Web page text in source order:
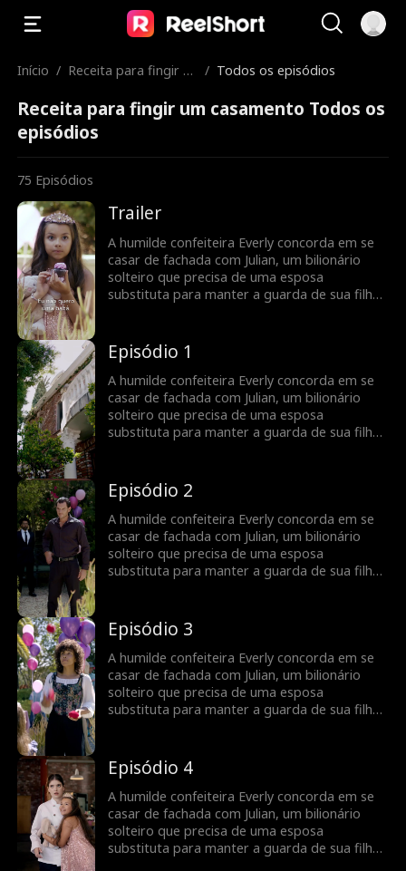
Início / Receita para fingir u
/ Todos os episódios
Receita para fingir um casamento Todos os
episódios
75 Episódios
Trailer
A humilde confeiteira Everly concorda em se
casar de fachada com Julian, um bilionário
solteiro que precisa de uma esposa
substituta para manter a guarda de sua filha.
amor à medida que eles descobrem o que
sentem um pelo outro, enquanto lutam
contra um inimigo ciumento, um ex-noivo
perseguidor e uma ex-esposa maluca que
fará de tudo para separá-los.
Episódio 1
A humilde confeiteira Everly concorda em se
casar de fachada com Julian, um bilionário
solteiro que precisa de uma esposa
substituta para manter a guarda de sua filha.
amor à medida que eles descobrem o que
sentem um pelo outro, enquanto lutam
contra um inimigo ciumento, um ex-noivo
perseguidor e uma ex-esposa maluca que
fará de tudo para separá-los.
Episódio 2
A humilde confeiteira Everly concorda em se
casar de fachada com Julian, um bilionário
solteiro que precisa de uma esposa
substituta para manter a guarda de sua filha.
amor à medida que eles descobrem o que
sentem um pelo outro, enquanto lutam
contra um inimigo ciumento, um ex-noivo
perseguidor e uma ex-esposa maluca que
fará de tudo para separá-los.
Episódio 3
A humilde confeiteira Everly concorda em se
casar de fachada com Julian, um bilionário
solteiro que precisa de uma esposa
substituta para manter a guarda de sua filha.
amor à medida que eles descobrem o que
sentem um pelo outro, enquanto lutam
contra um inimigo ciumento, um ex-noivo
perseguidor e uma ex-esposa maluca que
fará de tudo para separá-los.
Episódio 4
A humilde confeiteira Everly concorda em se
casar de fachada com Julian, um bilionário
solteiro que precisa de uma esposa
substituta para manter a guarda de sua filha.